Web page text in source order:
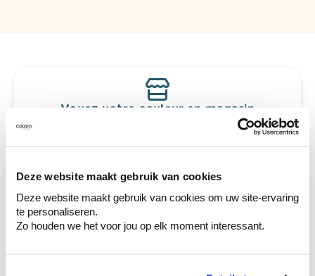
Deze website maakt gebruik van cookies
Deze website maakt gebruik van cookies om uw site-ervaring
te personaliseren.
Zo houden we het voor jou op elk moment interessant.
Voyez votre couleur en magasin
Découvrez des échantillons de votre
votre couleur.
Obtenez des conseils personnalisés sur la
combinaison de couleurs.